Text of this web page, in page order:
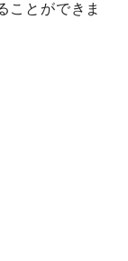
ことができま